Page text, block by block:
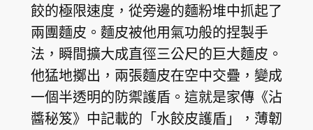
餃的極限速度，從旁邊的麵粉堆中抓起了
兩團麵皮。麵皮被他用氣功般的捏製手
法，瞬間擴大成直徑三公尺的巨大麵皮。
他猛地擲出，兩張麵皮在空中交疊，變成
一個半透明的防禦護盾。這就是家傳《沾
醬秘笈》中記載的「水餃皮護盾」，薄韌